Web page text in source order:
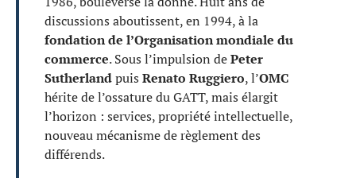
discussions aboutissent, en 1994, à la
fondation de l’Organisation mondiale du
commerce. Sous l’impulsion dePeter
Sutherlandpuis Renato Ruggiero, l’OMC
hérite de l’ossature du GATT, mais élargit
l’horizon : services, propriété intellectuelle,
nouveau mécanisme de règlement des
différends.